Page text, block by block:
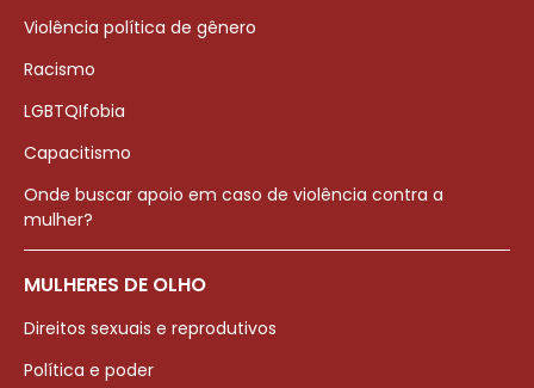
Violência política de gênero
Racismo
LGBTQIfobia
Capacitismo
Onde buscar apoio em caso de violência contra a
mulher?
MULHERES DE OLHO
Direitos sexuais e reprodutivos
Política e poder